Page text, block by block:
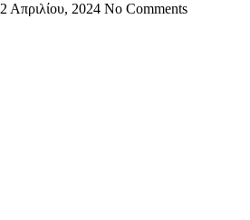
2 Απριλίου, 2024 No Comments